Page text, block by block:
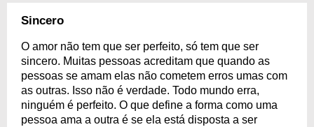
Sincero
O amor não tem que ser perfeito, só tem que ser
sincero. Muitas pessoas acreditam que quando as
pessoas se amam elas não cometem erros umas com
as outras. Isso não é verdade. Todo mundo erra,
ninguém é perfeito. O que define a forma como uma
pessoa ama a outra é se ela está disposta a ser